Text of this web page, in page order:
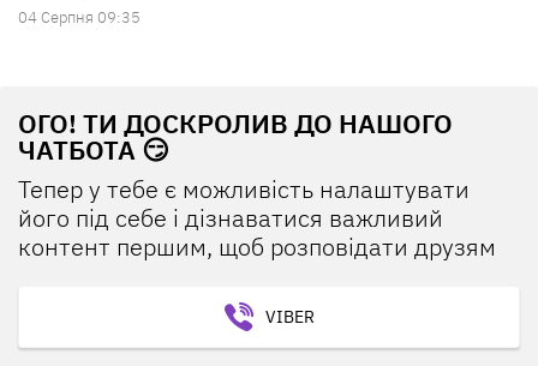
04 Серпня 09:35
ОГО! ТИ ДОСКРОЛИВ ДО НАШОГО
ЧАТБОТА 😏
Тепер у тебе є можливість налаштувати
його під себе і дізнаватися важливий
контент першим, щоб розповідати друзям
VIBER